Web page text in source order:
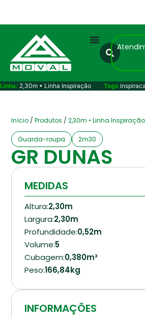
Linha: 2,30m • Linha Inspiração Tags
Início /Produtos /2,30m • Linha Inspiração
Guarda-roupa 2m30
GR DUNAS
MEDIDAS
Altura:2,30m
Largura:2,30m
Profundidade:0,52m
Volume:5
Cubagem:0,380m³
Peso:166,84kg
INFORMAÇÕES